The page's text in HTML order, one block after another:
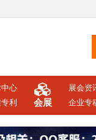
心
利 会展
展会资
企业专